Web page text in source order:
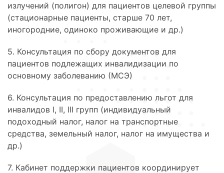
излучений (полигон) для пациентов целевой группы
(стационарные пациенты, старше 70 лет,
иногородние, одиноко проживающие и др.)
5. Консультация по сбору документов для
пациентов подлежащих инвалидизации по
основному заболеванию (МСЭ)
6. Консультация по предоставлению льгот для
инвалидов I, II, III групп (индивидуальный
подоходный налог, налог на транспортные
средства, земельный налог, налог на имущества и
др.)
7. Кабинет поддержки пациентов координирует